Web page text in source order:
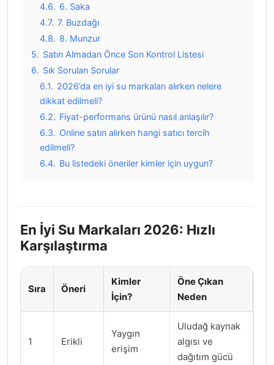
4.6. 6. Saka
4.7. 7. Buzdağı
4.8. 8. Munzur
5. Satın Almadan Önce Son Kontrol Listesi
6. Sık Sorulan Sorular
6.1. 2026’da en iyi su markaları alırken nelere
dikkat edilmeli?
6.2. Fiyat-performans ürünü nasıl anlaşılır?
6.3. Online satın alırken hangi satıcı tercih
edilmeli?
6.4. Bu listedeki öneriler kimler için uygun?
En İyi Su Markaları 2026: Hızlı
Karşılaştırma
Sıra Öneri
Kimler
İçin?
Öne Çıkan
Neden
1 Erikli
Yaygın
erişim
Uludağ kaynak
algısı ve
dağıtım gücü